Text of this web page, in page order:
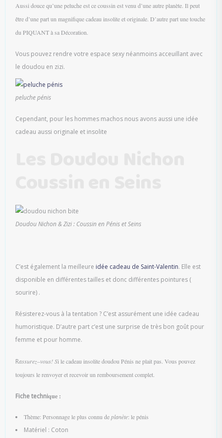
Aussi douce qu’une peluche est ce coussin est venu d’une autre planète. Il peut
être d’une part un magnifique cadeau insolite et originale. D’autre part une touche
du PIQUANT à sa Décoration.
Vous pouvez rendre votre espace sexy néanmoins acceuillant avec
le doudou en zizi.
peluche pénis
Cependant, pour les hommes machos nous avons aussi une idée
cadeau aussi originale et insolite
Doudou Nichon & Zizi : Coussin en Pénis et Seins
C’est également la meilleure idée cadeau de Saint-Valentin. Elle est
disponible en différentes tailles et donc différentes pointures (
sourire) .
Résisterez-vous à la tentation ? C’est assurément une idée cadeau
humoristique. D’autre part c’est une surprise de très bon goût pour
femme et pour homme.
Rassurez–vous! Si le cadeau insolite doudou Pénis ne plait pas. Vous pouvez
toujours le renvoyer et recevoir un remboursement complet.
Fiche technique :
Thème: Personnage le plus connu deplanète: le pénis
Matériel : Coton